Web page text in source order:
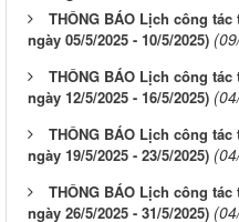
THÔNG BÁO Lịch công
ngày 05/5/2025 - 10/5/2025)
THÔNG BÁO Lịch công
ngày 12/5/2025 - 16/5/2025)
THÔNG BÁO Lịch công
ngày 19/5/2025 - 23/5/2025)
THÔNG BÁO Lịch công
ngày 26/5/2025 - 31/5/2025)